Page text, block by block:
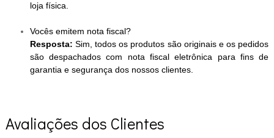
loja física.
Vocês emitem nota fiscal?
Resposta:Sim, todos os produtos são originais e os pedidos
são despachados com nota fiscal eletrônica para fins de
garantia e segurança dos nossos clientes.
Avaliações dos Clientes